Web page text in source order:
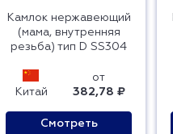
Камлок нержавеющий
(мама, внутренняя
резьба) тип D SS304
Китай
от
382,78 ₽
Смотреть